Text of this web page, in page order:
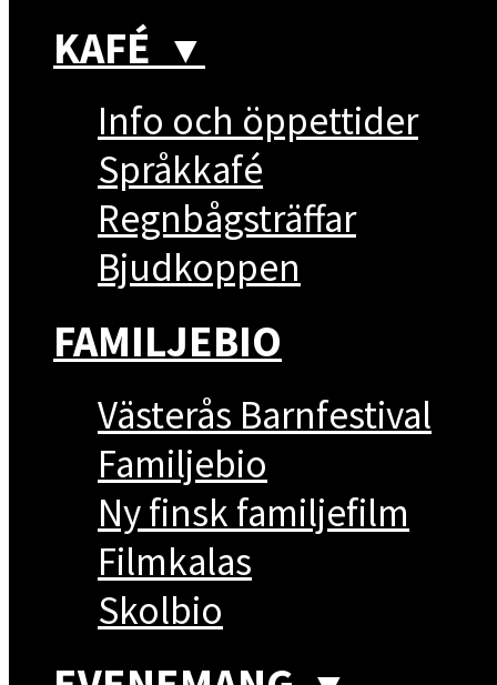
KAFÉ ▼
Info och öppettider
Språkkafé
Regnbågsträffar
Bjudkoppen
FAMILJEBIO
Västerås Barnfestival
Familjebio
Ny finsk familjefilm
Filmkalas
Skolbio